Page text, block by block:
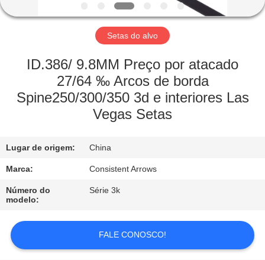
EXCURSÃO
FÁBRICA
CONTROLE
CONTACTE-
NOS
PEÇA
UMAS
Setas do alvo
ID.386/ 9.8MM Preço por atacado
27/64 ‰ Arcos de borda
Spine250/300/350 3d e interiores Las
Vegas Setas
Lugar de origem: China
Marca: Consistent Arrows
Número do
modelo:
Série 3k
FALE CONOSCO!